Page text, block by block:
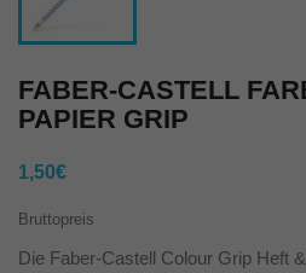
FABER-CASTELL
PAPIER GRIP
1,50€
Bruttopreis
Die Faber-Castell Colour Grip Heft